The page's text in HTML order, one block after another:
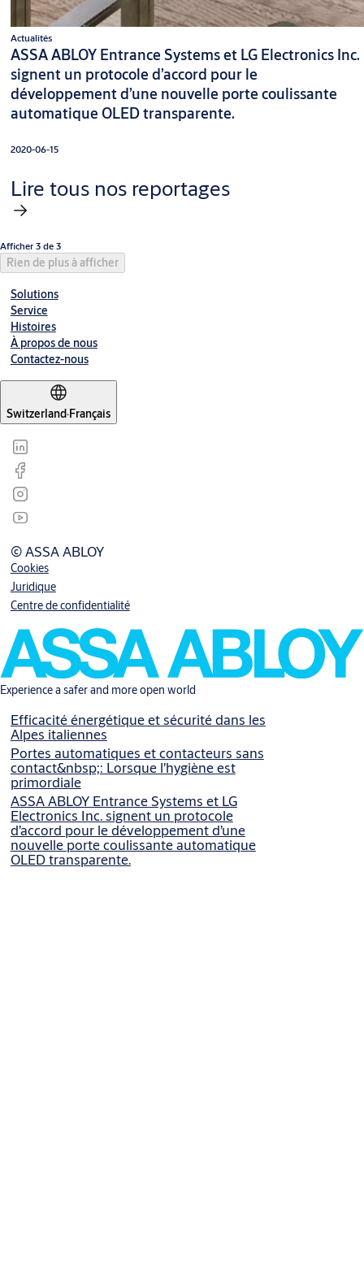
Actualités
ASSA ABLOY Entrance Systems et LG Electronics Inc.
signent un protocole d’accord pour le
développement d’une nouvelle porte coulissante
automatique OLED transparente.
2020-06-15
Lire tous nos reportages
Afficher 3 de 3
Rien de plus à afficher
Solutions
Service
Histoires
À propos de nous
Contactez-nous
Switzerland·Français
© ASSA ABLOY
Cookies
Juridique
Centre de confidentialité
Experience a safer and more open world
Efficacité énergétique et sécurité dans les
Alpes italiennes
Portes automatiques et contacteurs sans
contact&nbsp;: Lorsque l’hygiène est
primordiale
ASSA ABLOY Entrance Systems et LG
Electronics Inc. signent un protocole
d’accord pour le développement d’une
nouvelle porte coulissante automatique
OLED transparente.